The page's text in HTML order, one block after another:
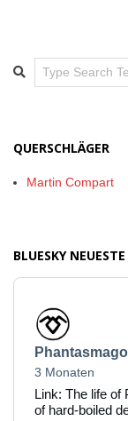
Search
QUERSCHLÄGER
Martin Compart
BLUESKY
Beitrag
von
Phantasmagorien
auf
Bluesky
ansehen
3 Monaten
Link: The life of
of hard-boiled